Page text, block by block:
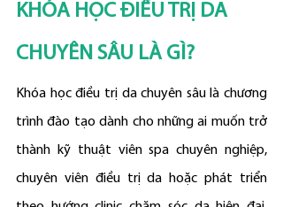
KHÓA HỌC ĐIỀU TRỊ DA
CHUYÊN SÂU LÀ GÌ?
Khóa học điều trị da chuyên sâu là chương
trình đào tạo dành cho những ai muốn trở
thành kỹ thuật viên spa chuyên nghiệp,
chuyên viên điều trị da hoặc phát triển